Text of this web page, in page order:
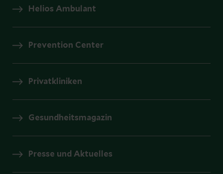
Helios Ambulant
Prevention Center
Privatkliniken
Gesundheitsmagazin
Presse und Aktuelles